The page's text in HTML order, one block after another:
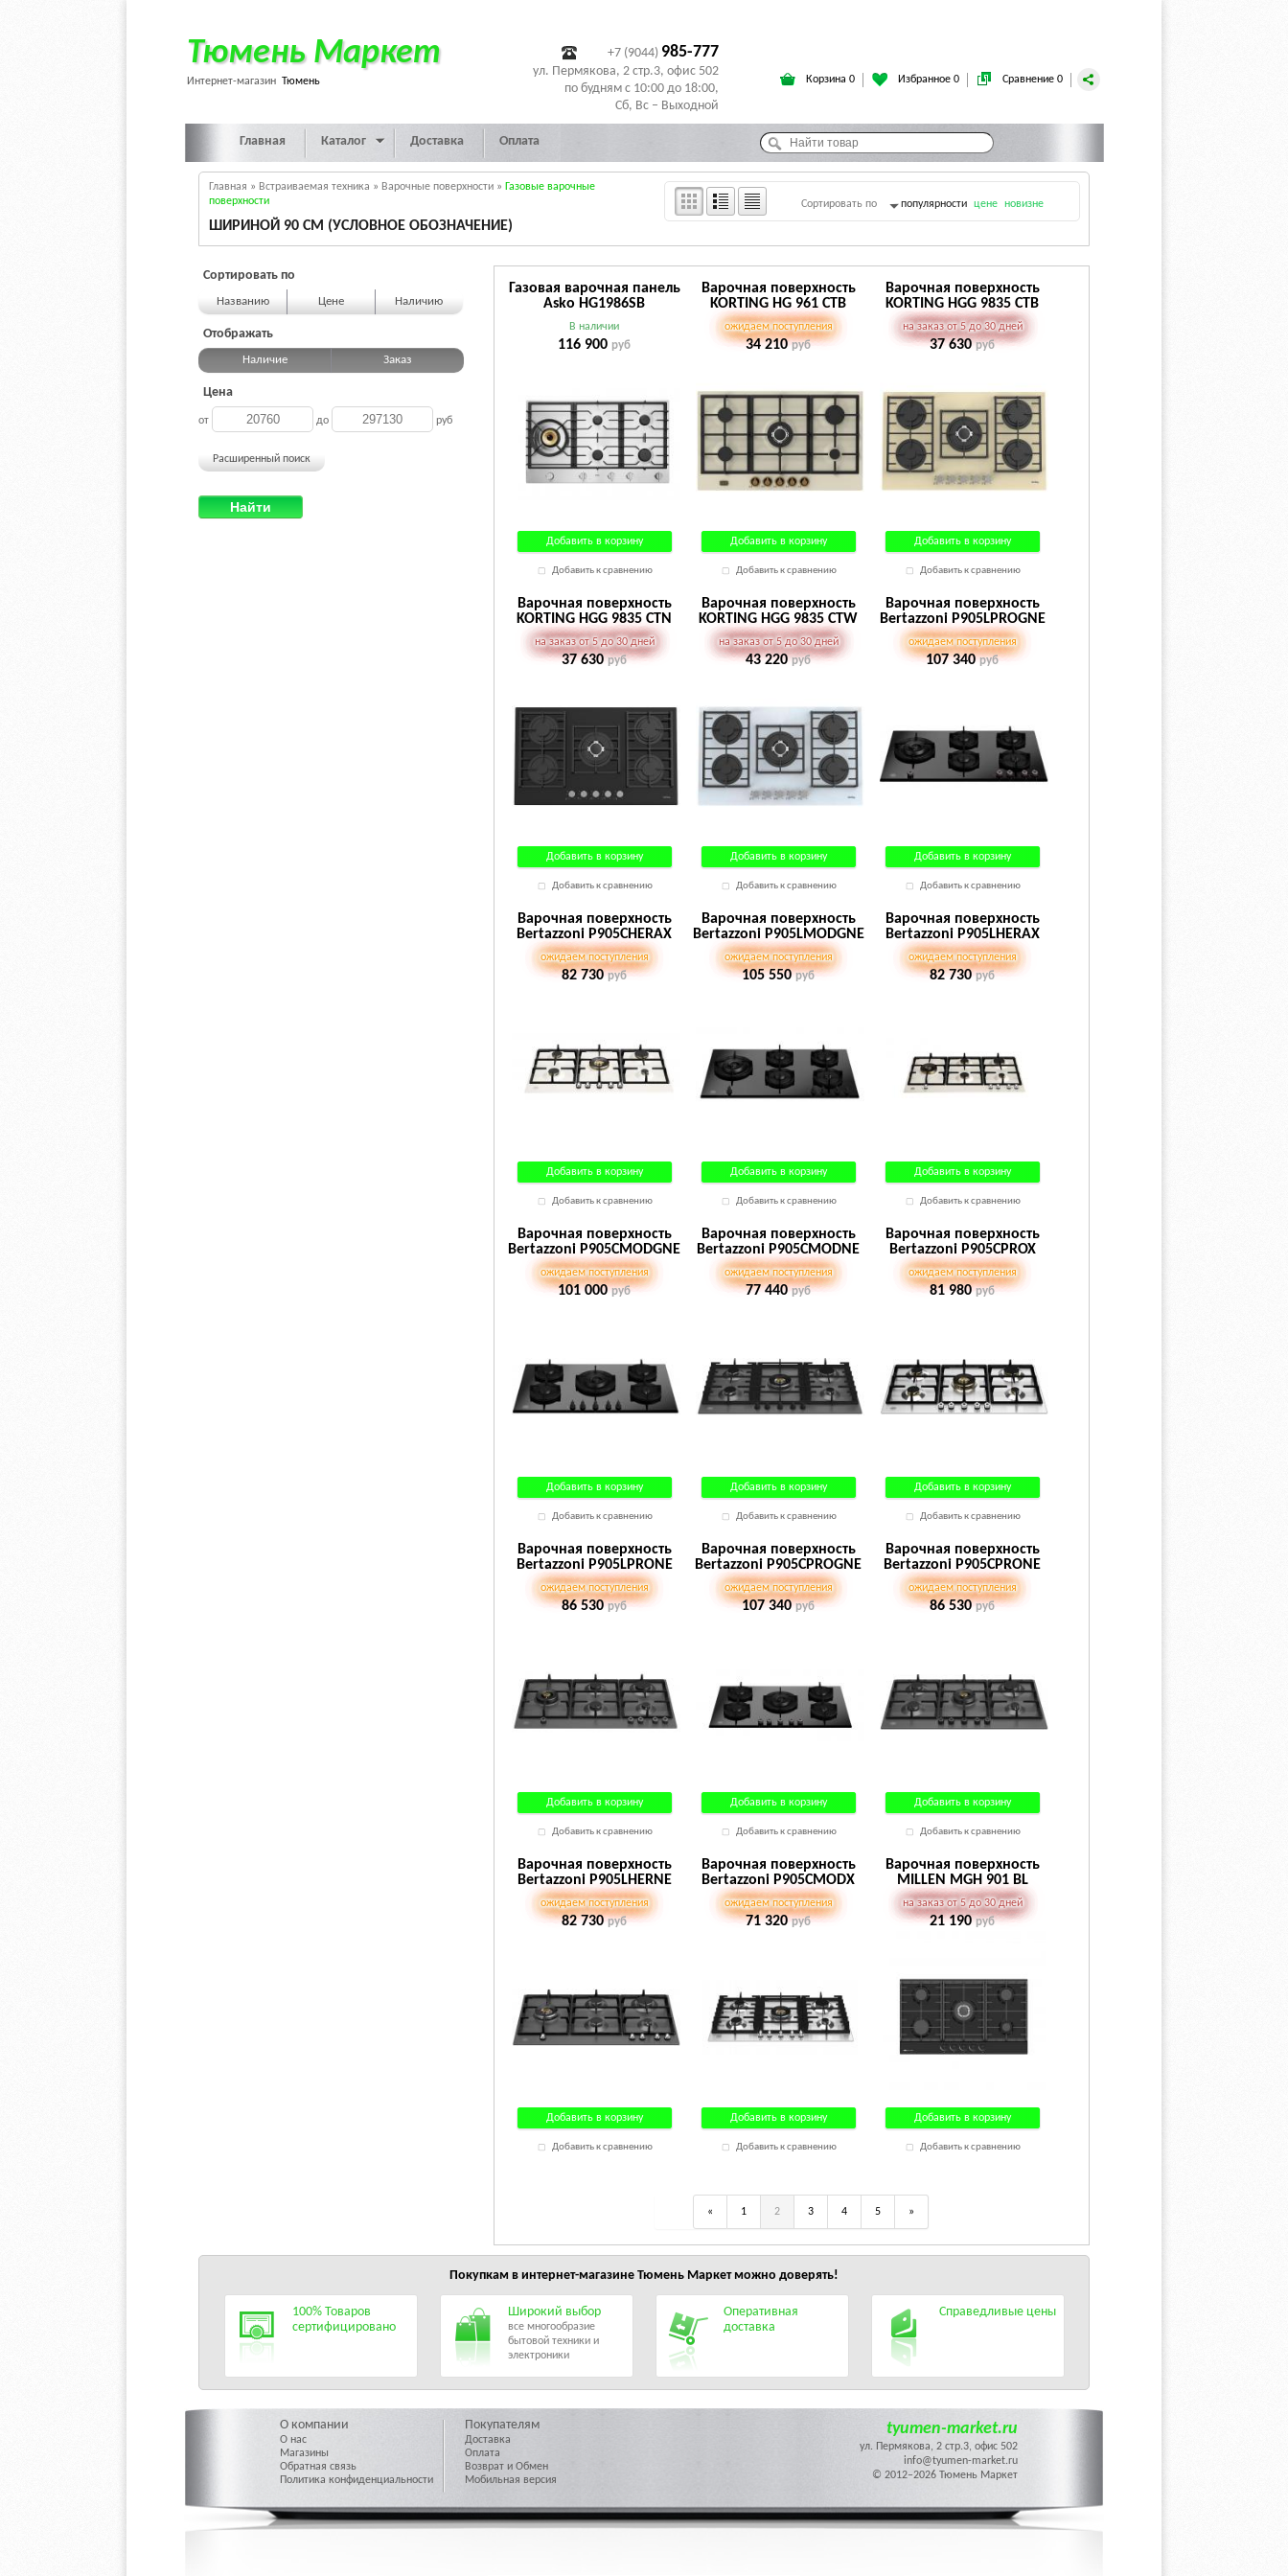
Тюмень Маркет
Интернет-магазин Тюмень
+7 (9044) 985-777
ул. Пермякова, 2 стр.3, офис 502
по будням с 10:00 до 18:00,
Сб, Вс – Выходной
Корзина 0 Избранное 0 Сравнение 0
Главная Каталог Доставка Оплата
Сортировать по популярности цене новизне
Главная » Встраиваемая техника » Варочные поверхности » Газовые варочные
поверхности
ШИРИНОЙ 90 СМ (УСЛОВНОЕ ОБОЗНАЧЕНИЕ)
Сортировать по
Названию Цене Наличию
Отображать
Наличие Заказ
Цена
от до руб
Расширенный поиск
Найти
Газовая варочная панель
Asko HG1986SB
В наличии
116 900 руб
Добавить в корзину
Добавить к сравнению
Варочная поверхность
KORTING HG 961 CTB
ожидаем поступления
34 210руб
Добавить в корзину
Добавить к сравнению
Варочная поверхность
KORTING HGG 9835 CTB
на заказ от 5 до 30 дней
37 630руб
Добавить в корзину
Добавить к сравнению
Варочная поверхность
KORTING HGG 9835 CTN
на заказ от 5 до 30 дней
37 630руб
Добавить в корзину
Добавить к сравнению
Варочная поверхность
KORTING HGG 9835 CTW
на заказ от 5 до 30 дней
43 220руб
Добавить в корзину
Добавить к сравнению
Варочная поверхность
Bertazzoni P905LPROGNE
ожидаем поступления
107 340руб
Добавить в корзину
Добавить к сравнению
Варочная поверхность
Bertazzoni P905CHERAX
ожидаем поступления
82 730руб
Добавить в корзину
Добавить к сравнению
Варочная поверхность
Bertazzoni P905LMODGNE
ожидаем поступления
105 550руб
Добавить в корзину
Добавить к сравнению
Варочная поверхность
Bertazzoni P905LHERAX
ожидаем поступления
82 730руб
Добавить в корзину
Добавить к сравнению
Варочная поверхность
Bertazzoni P905CMODGNE
ожидаем поступления
101 000руб
Добавить в корзину
Добавить к сравнению
Варочная поверхность
Bertazzoni P905CMODNE
ожидаем поступления
77 440руб
Добавить в корзину
Добавить к сравнению
Варочная поверхность
Bertazzoni P905CPROX
ожидаем поступления
81 980руб
Добавить в корзину
Добавить к сравнению
Варочная поверхность
Bertazzoni P905LPRONE
ожидаем поступления
86 530руб
Добавить в корзину
Добавить к сравнению
Варочная поверхность
Bertazzoni P905CPROGNE
ожидаем поступления
107 340руб
Добавить в корзину
Добавить к сравнению
Варочная поверхность
Bertazzoni P905CPRONE
ожидаем поступления
86 530руб
Добавить в корзину
Добавить к сравнению
Варочная поверхность
Bertazzoni P905LHERNE
ожидаем поступления
82 730руб
Добавить в корзину
Добавить к сравнению
Варочная поверхность
Bertazzoni P905CMODX
ожидаем поступления
71 320руб
Добавить в корзину
Добавить к сравнению
Варочная поверхность
MILLEN MGH 901 BL
на заказ от 5 до 30 дней
21 190руб
Добавить в корзину
Добавить к сравнению
« 1 2 3 4 5 »
Покупкам в интернет-магазине Тюмень Маркетможно доверять!
100% Товаров
сертифицировано
Широкий выбор
все многообразие
бытовой техники и
электроники
Оперативная
доставка
Справедливые цены
О компании
О нас
Магазины
Обратная связь
Политика конфиденциальности
Покупателям
Доставка
Оплата
Возврат и Обмен
Мобильная версия
tyumen-market.ru
ул. Пермякова, 2 стр.3, офис 502
info@tyumen-market.ru
© 2012–2026 Тюмень Маркет